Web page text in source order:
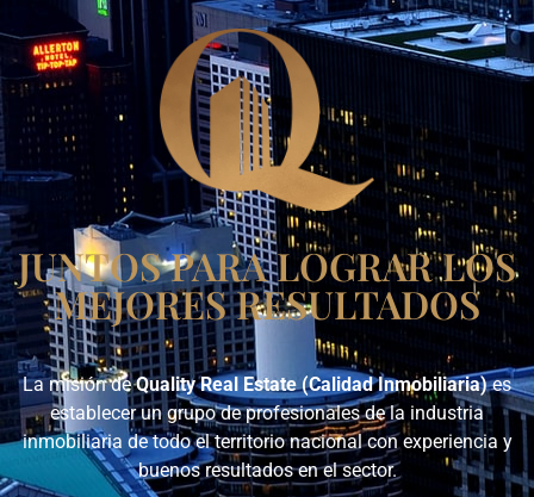
JUNTOS PARA LOGRAR LOS
MEJORES RESULTADOS
La misión deQuality Real Estate (Calidad Inmobiliaria)es
establecer un grupo de profesionales de la industria
inmobiliaria de todo el territorio nacional con experiencia y
buenos resultados en el sector.